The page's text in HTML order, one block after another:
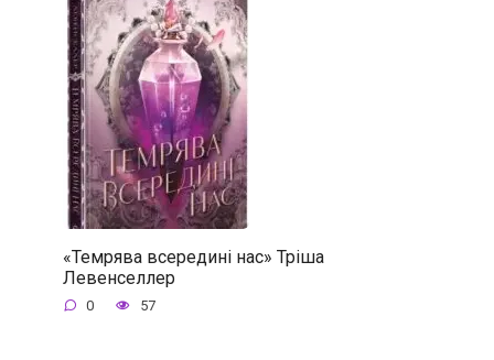
«Темрява всередині нас» Тріша
Левенселлер
0 57